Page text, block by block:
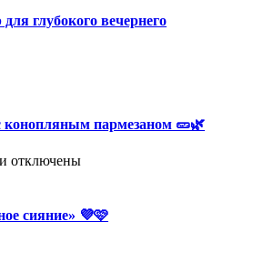
глубокого вечернего
конопляным пармезаном 🥒🌿
к
кабачка
отключены
сияние» 💜🩷